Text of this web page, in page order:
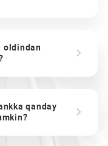
oldindan
qanday